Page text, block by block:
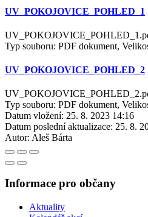
UV_POKOJOVICE_POHLED_1
Typ souboru: PDF dokument,
UV_POKOJOVICE_POHLED_2
Typ souboru: PDF dokument,
Datum vložení: 25. 8. 2023 14:16
Datum poslední aktualizace: 25. 8.
Autor: Aleš Bárta
Informace pro občany
Aktuality